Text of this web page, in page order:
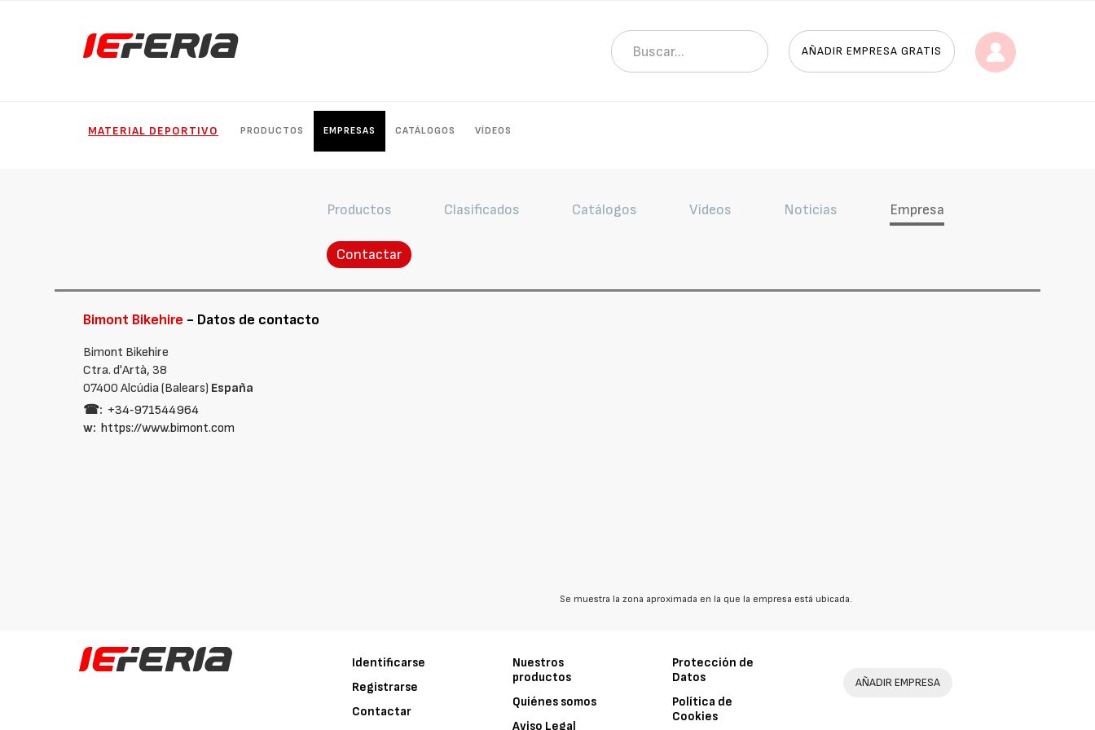
AÑADIR EMPRESA GRATIS
MATERIAL DEPORTIVO PRODUCTOS EMPRESAS CATÁLOGOS VÍDEOS
Productos Clasificados Catálogos Vídeos Noticias Empresa
Contactar
Bimont Bikehire - Datos de contacto
Bimont Bikehire
Ctra. d'Artà, 38
07400 Alcúdia (Balears) España
☎: +34‑971544964
w:https://www.bimont.com
Se muestra la zona aproximada en la que la empresa está ubicada.
Identificarse
Registrarse
Contactar
Nuestros
productos
Quiénes somos
Aviso Legal
Protección de
Datos
Política de
Cookies
AÑADIR EMPRESA